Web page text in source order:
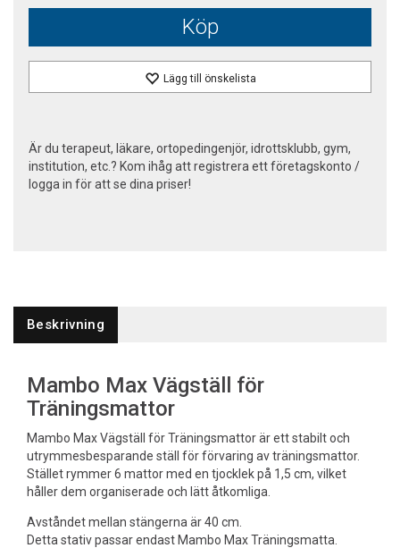
Köp
Lägg till önskelista
Är du terapeut, läkare, ortopedingenjör, idrottsklubb, gym,
institution, etc.? Kom ihåg att registrera ett företagskonto /
logga in för att se dina priser!
Beskrivning
Mambo Max Vägställ för
Träningsmattor
Mambo Max Vägställ för Träningsmattor är ett stabilt och
utrymmesbesparande ställ för förvaring av träningsmattor.
Stället rymmer 6 mattor med en tjocklek på 1,5 cm, vilket
håller dem organiserade och lätt åtkomliga.
Avståndet mellan stängerna är 40 cm.
Detta stativ passar endast Mambo Max Träningsmatta.